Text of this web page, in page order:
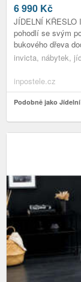
6 990 Kč
JÍDELNÍ
pohodlí se svým
bukového dřeva
invicta, nábytek,
inpostele.cz
Podobně jako